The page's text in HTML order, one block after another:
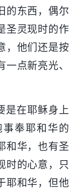
的东西，偶尔
圣灵现时的作
，他们还是按
点新亮光、
是在耶稣身上
奉耶和华的
和华，也有圣
时的心意，只
耶和华，但他